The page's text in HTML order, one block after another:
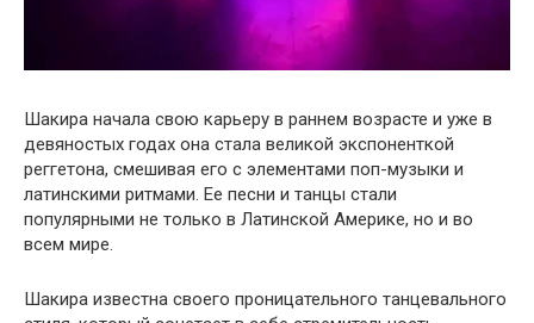
Шакира начала свою карьеру в раннем возрасте и уже в
девяностых годах она стала великой экспоненткой
реггетона, смешивая его с элементами поп-музыки и
латинскими ритмами. Ее песни и танцы стали
популярными не только в Латинской Америке, но и во
всем мире.
Шакира известна своего проницательного танцевального